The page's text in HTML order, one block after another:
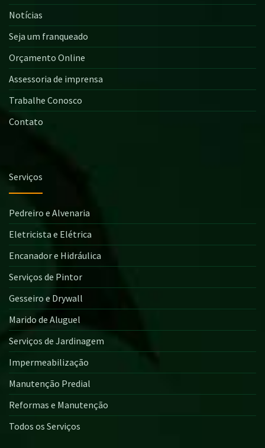
Notícias
Seja um franqueado
Orçamento Online
Assessoria de imprensa
Trabalhe Conosco
Contato
Serviços
Pedreiro e Alvenaria
Eletricista e Elétrica
Encanador e Hidráulica
Serviços de Pintor
Gesseiro e Drywall
Marido de Aluguel
Serviços de Jardinagem
Impermeabilização
Manutenção Predial
Reformas e Manutenção
Todos os Serviços